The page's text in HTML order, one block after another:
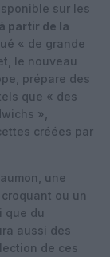
sur les
à partir de la
« de grande
le nouveau
prépare des
que « des
»,
créées par
une
ou un
que du
aussi des
de ces